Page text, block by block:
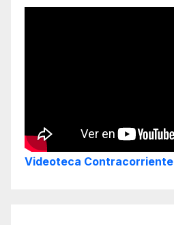
Videoteca Contracorriente